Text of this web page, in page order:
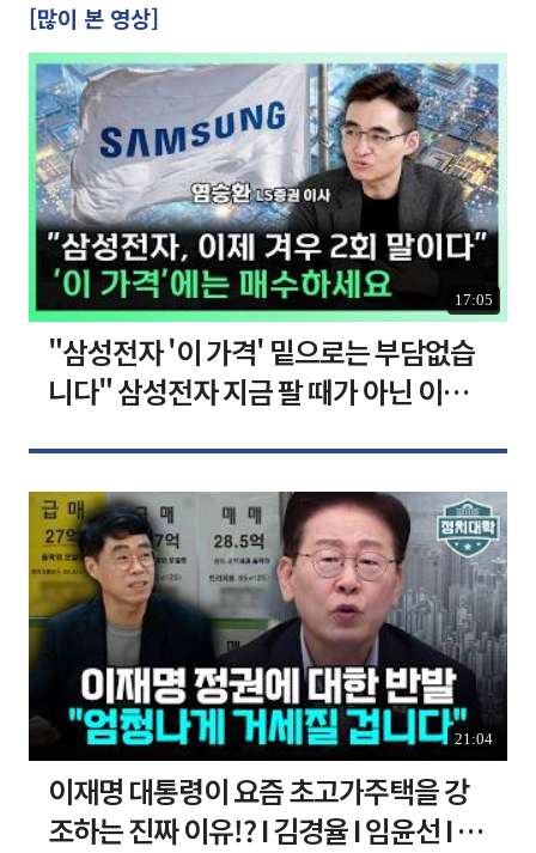
[많이 본 영상]
17:05
"삼성전자 '이 가격' 밑으로는 부담없습
니다" 삼성전자 지금 팔 때가 아닌 이유
21:04
이재명 대통령이 요즘 초고가주택을 강
조하는 진짜 이유!? I 김경율 I 임윤선 I 정